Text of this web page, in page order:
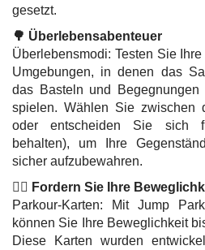
gesetzt.
🌳 Überlebensabenteuer
Überlebensmodi: Testen Sie
Umgebungen, in denen das
das Basteln und
spielen. Wählen Sie zwischen
oder entscheiden Sie sich
behalten), um Ihre
sicher aufzubewahren.
🏃‍♂️ Fordern Sie Ihre
Parkour-Karten: Mit Jump
können Sie Ihre Beweglichkeit
Diese Karten wurden